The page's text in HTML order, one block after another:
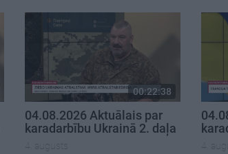
00:22:38
04.08.2026 Aktuālais par
karadarbību Ukrainā 2. daļa
4. augusts 4.